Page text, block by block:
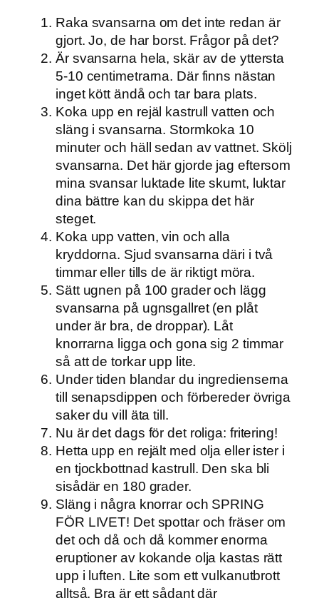
Raka svansarna om det inte redan är
gjort. Jo, de har borst. Frågor på det?
Är svansarna hela, skär av de yttersta
5-10 centimetrarna. Där finns nästan
inget kött ändå och tar bara plats.
Koka upp en rejäl kastrull vatten och
släng i svansarna. Stormkoka 10
minuter och häll sedan av vattnet. Skölj
svansarna. Det här gjorde jag eftersom
mina svansar luktade lite skumt, luktar
dina bättre kan du skippa det här
steget.
Koka upp vatten, vin och alla
kryddorna. Sjud svansarna däri i två
timmar eller tills de är riktigt möra.
Sätt ugnen på 100 grader och lägg
svansarna på ugnsgallret (en plåt
under är bra, de droppar). Låt
knorrarna ligga och gona sig 2 timmar
så att de torkar upp lite.
Under tiden blandar du ingredienserna
till senapsdippen och förbereder övriga
saker du vill äta till.
Nu är det dags för det roliga: fritering!
Hetta upp en rejält med olja eller ister i
en tjockbottnad kastrull. Den ska bli
sisådär en 180 grader.
Släng i några knorrar och SPRING
FÖR LIVET! Det spottar och fräser om
det och då och då kommer enorma
eruptioner av kokande olja kastas rätt
upp i luften. Lite som ett vulkanutbrott
alltså. Bra är ett sådant där